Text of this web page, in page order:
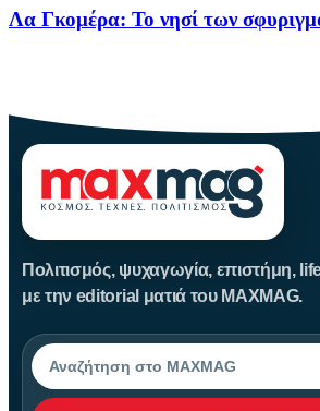
Λα Γκομέρα: Το νησί των
Πολιτισμός, ψυχαγωγία, επιστήμη,
με την editorial ματιά του MAXMAG.
Αναζήτηση